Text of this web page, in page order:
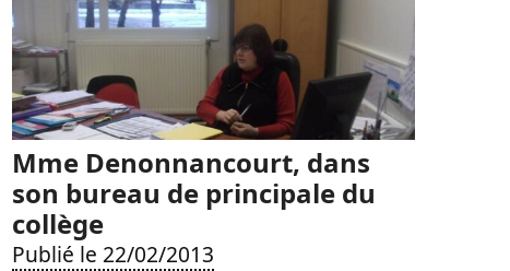
Mme Denonnancourt, dans
son bureau de principale du
collège
Publié le 22/02/2013